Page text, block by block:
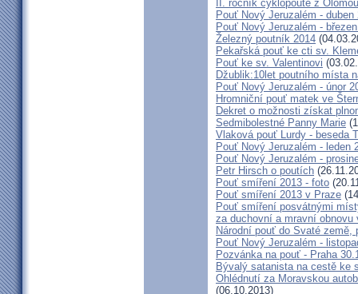
II. ročník cyklopoutě z
Pouť Nový Jeruzalém - duben
Pouť Nový Jeruzalém -
Železný poutník 2014
Pekařská pouť ke cti sv.
Pouť ke sv. Valentinovi
Džublik:10let poutního místa
Pouť Nový Jeruzalém - únor
Hromniční pouť matek ve
Dekret o možnosti získat
Sedmibolestné Panny Marie
Vlaková pouť Lurdy - beseda
Pouť Nový Jeruzalém - leden
Pouť Nový Jeruzalém -
Petr Hirsch o poutích
Pouť smíření 2013 - foto
Pouť smíření 2013 v Praze
Pouť smíření posvátnými
za duchovní a mravní obnovu
Národní pouť do Svaté země,
Pouť Nový Jeruzalém -
Pozvánka na pouť - Praha
Bývalý satanista na cestě ke
Ohlédnutí za Moravskou
(06.10.2013)